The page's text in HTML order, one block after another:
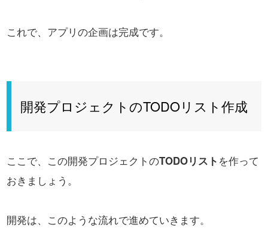
これで、アプリの企画は完成です。
開発プロジェクトのTODOリスト作成
ここで、この開発プロジェクトのTODOリスト を作って
おきましょう。
開発は、このような流れで進めていきます。